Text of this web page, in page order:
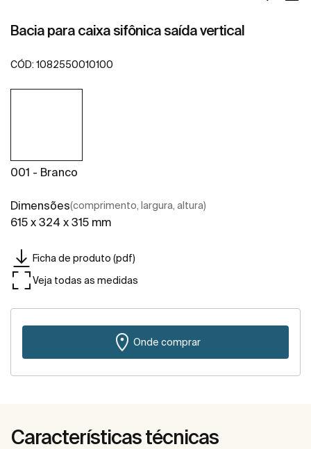
Bacia para caixa sifônica saída vertical
CÓD: 1082550010100
001 - Branco
Dimensões(comprimento, largura, altura)
615 x 324 x 315 mm
Ficha de produto (pdf)
Veja todas as medidas
Onde comprar
Características técnicas